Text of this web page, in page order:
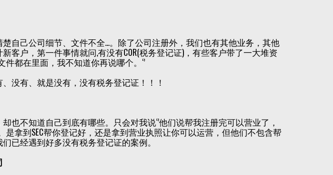
自己公司细节、文件不全…。除了公司注册外，我们也有其他业务，其他
客户，第一件事情就问,有没有COR(税务登记证)，有些客户带了一大堆资
件都在里面，我不知道你再说哪个。‘’
没有、就是没有，没有税务登记证！！！
也不知道自己到底有哪些。只会对我说‘’他们说帮我注册完可以营业了，
是拿到SEC帮你登记好，还是拿到营业执照让你可以运营，但他们不包含帮
已经遇到好多没有税务登记证的案例。